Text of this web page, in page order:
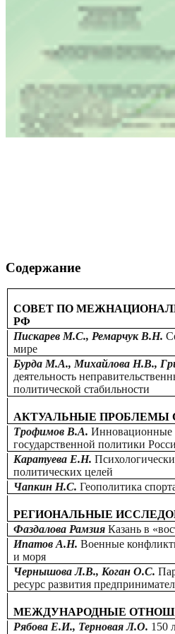
Содержание
СОВЕТ ПО
РФ
Пискарев М.С., Ремарчук В.Н.
мире
Бурда М.А., Михайлова Н.В.,
деятельность
политической стабильности
АКТУАЛЬНЫЕ ПРОБЛЕМЫ
Трофимов В.А. Инновационные
государственной политики
Каратуева Е.Н.
политических целей
Чапкин Н.С. Геополитика
РЕГИОНАЛЬНЫЕ
Фаздалова Рамзия Казань в
Ипатов А.Н. Военные
и моря
Чернышова Л.В., Коган О.С.
ресурс развития
МЕЖДУНАРОДНЫЕ
Рябова Е.И., Терновая Л.О. 150